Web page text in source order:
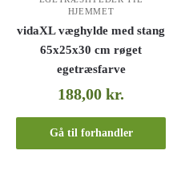
HJEMMET
vidaXL væghylde med stang
65x25x30 cm røget
egetræsfarve
188,00kr.
Gå til forhandler